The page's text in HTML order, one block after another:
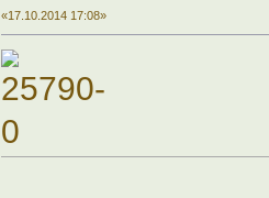
«17.10.2014 17:08»